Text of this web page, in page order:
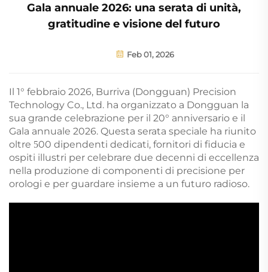
Gala annuale 2026: una serata di unità,
gratitudine e visione del futuro
Feb 01, 2026
Il 1° febbraio 2026, Burriva (Dongguan) Precision
Technology Co., Ltd. ha organizzato a Dongguan la
sua grande celebrazione per il 20° anniversario e il
Gala annuale 2026. Questa serata speciale ha riunito
oltre 500 dipendenti dedicati, fornitori di fiducia e
ospiti illustri per celebrare due decenni di eccellenza
nella produzione di componenti di precisione per
orologi e per guardare insieme a un futuro radioso.